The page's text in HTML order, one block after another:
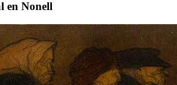
en Nonell